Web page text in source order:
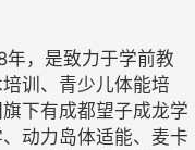
，是致力于学前教
训、青少儿体能培
下有成都望子成龙学
动力岛体适能、麦卡